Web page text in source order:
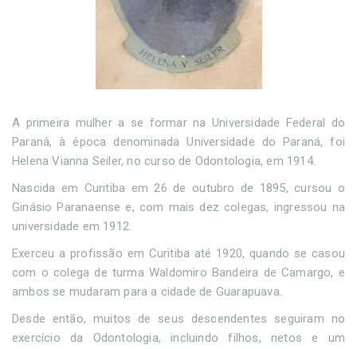
A primeira mulher a se formar na Universidade Federal do
Paraná, à época denominada Universidade do Paraná, foi
Helena Vianna Seiler, no curso de Odontologia, em 1914.
Nascida em Curitiba em 26 de outubro de 1895, cursou o
Ginásio Paranaense e, com mais dez colegas, ingressou na
universidade em 1912.
Exerceu a profissão em Curitiba até 1920, quando se casou
com o colega de turma Waldomiro Bandeira de Camargo, e
ambos se mudaram para a cidade de Guarapuava.
Desde então, muitos de seus descendentes seguiram no
exercício da Odontologia, incluindo filhos, netos e um